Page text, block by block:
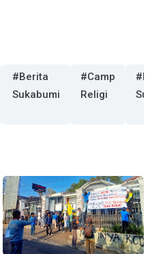
#Berita
Sukabumi
#Camp
Religi